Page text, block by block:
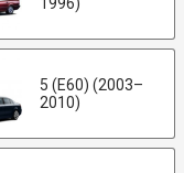
5 (E60) (2003–
2010)